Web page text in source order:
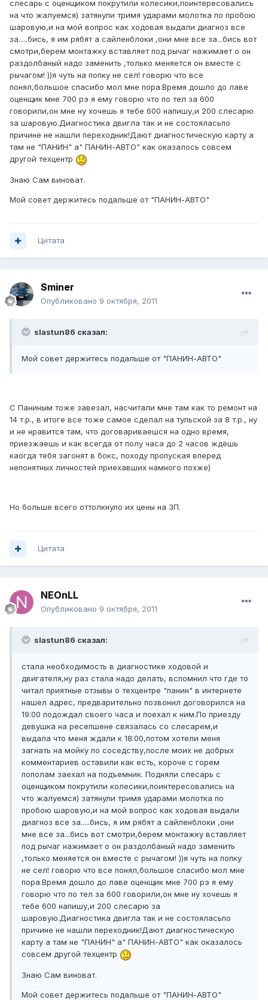
слесарь с оценщиком покрутили колесики,поинтересовались
на что жалуемся) затянули тримя ударами молотка по пробою
шаровую,и на мой вопрос как ходовая выдали диагноз все
за.....бись, я им рябят а сайленблоки ,они мне все за...бись вот
смотри,берем монтажку вставляет под рычаг нажимает о он
раздолбаный надо заменить ,только меняется он вместе с
рычагом! ))я чуть на попку не сел! говорю что все
понял,большое спасибо мол мне пора.Время дошло до лаве
оценщик мне 700 рэ я ему говорю что по тел за 600
говорили,он мне ну хочешь я тебе 600 напишу,и 200 слесарю
за шаровую.Диагностика двигла так и не состояласьпо
причине не нашли переходник!Дают диагностическую карту а
там не "ПАНИН" а" ПАНИН-АВТО" как оказалось совсем
другой техцентр
Знаю Сам виноват.
Мой совет держитесь подальше от "ПАНИН-АВТО"
Цитата
Sminer
Опубликовано 9 октября, 2011
slastun86 сказал:
Мой совет держитесь подальше от "ПАНИН-АВТО"
С Паниным тоже завезал, насчитали мне там как то ремонт на
14 т.р., в итоге все тоже самое сделал на тульской за 8 т.р., ну
и не нравится там, что договариваешся на одно время,
приезжаешь и как всегда от полу часа до 2 часов ждёшь
каогда тебя загонят в бокс, походу пропуская вперед
непонятных личностей приехавших намного похже)
Но больше всего оттолкнуло их цены на ЗП.
Цитата
NEOnLL
Опубликовано 9 октября, 2011
slastun86 сказал:
стала необходимость в диагностике ходовой и
двигателя,ну раз стала надо делать, вспомнил что где то
читал приятные отзывы о техцентре "панин" в интернете
нашел адрес, предварительно позвонил договорился на
19:00 подождал своего часа и поехал к ним.По приезду
девушка на ресепшене связалась со слесарем,и
выдала что меня ждали к 18:00,потом хотели меня
загнать на мойку по соседству,после моих не добрых
комментариев оставили как есть, короче с горем
пополам заехал на подъемник. Подняли слесарь с
оценщиком покрутили колесики,поинтересовались на
что жалуемся) затянули тримя ударами молотка по
пробою шаровую,и на мой вопрос как ходовая выдали
диагноз все за.....бись, я им рябят а сайленблоки ,они
мне все за...бись вот смотри,берем монтажку вставляет
под рычаг нажимает о он раздолбаный надо заменить
,только меняется он вместе с рычагом! ))я чуть на попку
не сел! говорю что все понял,большое спасибо мол мне
пора.Время дошло до лаве оценщик мне 700 рэ я ему
говорю что по тел за 600 говорили,он мне ну хочешь я
тебе 600 напишу,и 200 слесарю за
шаровую.Диагностика двигла так и не состояласьпо
причине не нашли переходник!Дают диагностическую
карту а там не "ПАНИН" а" ПАНИН-АВТО" как оказалось
совсем другой техцентр
Знаю Сам виноват.
Мой совет держитесь подальше от "ПАНИН-АВТО"